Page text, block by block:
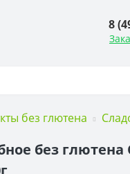
8
без глютена
без глютена